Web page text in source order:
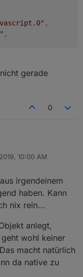
,
,
gerade
0
Was
{}. ?
ist das Objekt
mit
angelegt?
nicht gerade
10:00 AM
irgendeinem
haben. Kann
nix rein...
anlegt,
wohl keiner
macht natürlich
da native zu